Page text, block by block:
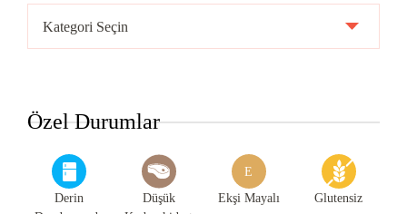
Kategorileri
Özel Durumlar
Derin
Düşük
E
Ekşi Mayalı Glutensiz